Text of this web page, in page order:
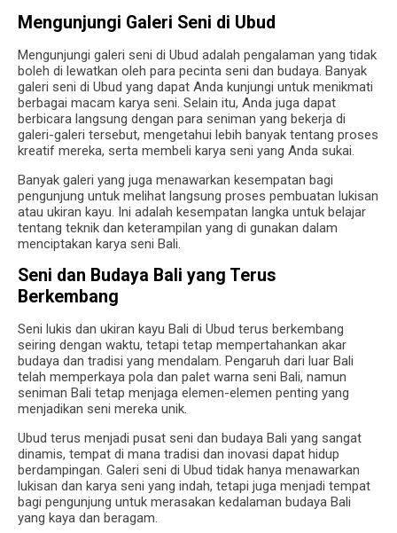
Mengunjungi Galeri Seni di Ubud
Mengunjungi galeri seni di Ubud adalah pengalaman yang tidak
boleh di lewatkan oleh para pecinta seni dan budaya. Banyak
galeri seni di Ubud yang dapat Anda kunjungi untuk menikmati
berbagai macam karya seni. Selain itu, Anda juga dapat
berbicara langsung dengan para seniman yang bekerja di
galeri-galeri tersebut, mengetahui lebih banyak tentang proses
kreatif mereka, serta membeli karya seni yang Anda sukai.
Banyak galeri yang juga menawarkan kesempatan bagi
pengunjung untuk melihat langsung proses pembuatan lukisan
atau ukiran kayu. Ini adalah kesempatan langka untuk belajar
tentang teknik dan keterampilan yang di gunakan dalam
menciptakan karya seni Bali.
Seni dan Budaya Bali yang Terus
Berkembang
Seni lukis dan ukiran kayu Bali di Ubud terus berkembang
seiring dengan waktu, tetapi tetap mempertahankan akar
budaya dan tradisi yang mendalam. Pengaruh dari luar Bali
telah memperkaya pola dan palet warna seni Bali, namun
seniman Bali tetap menjaga elemen-elemen penting yang
menjadikan seni mereka unik.
Ubud terus menjadi pusat seni dan budaya Bali yang sangat
dinamis, tempat di mana tradisi dan inovasi dapat hidup
berdampingan. Galeri seni di Ubud tidak hanya menawarkan
lukisan dan karya seni yang indah, tetapi juga menjadi tempat
bagi pengunjung untuk merasakan kedalaman budaya Bali
yang kaya dan beragam.